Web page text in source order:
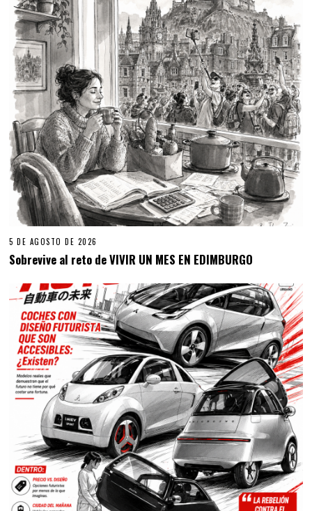
5 DE AGOSTO DE 2026
Sobrevive al reto de VIVIR UN MES EN EDIMBURGO